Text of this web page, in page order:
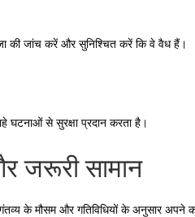
की जांच करें और सुनिश्चित करें कि वे वैध हैं।
घटनाओं से सुरक्षा प्रदान करता है।
जरूरी सामान
गंतव्य के मौसम और गतिविधियों के अनुसार